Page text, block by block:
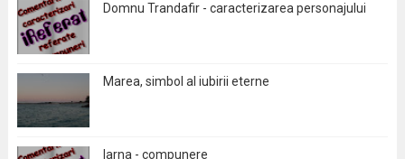
Domnu Trandafir - caracterizarea personajului
Marea, simbol al iubirii eterne
Iarna - compunere